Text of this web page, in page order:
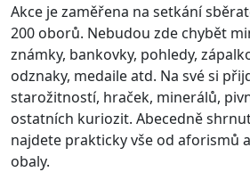
Akce je zaměřena na setkání
200 oborů. Nebudou zde chybět
známky, bankovky, pohledy,
odznaky, medaile atd. Na své si
starožitností, hraček, minerálů,
ostatních kuriozit. Abecedně
najdete prakticky vše od aforismů
obaly.